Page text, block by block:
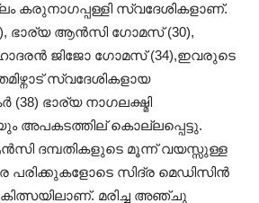
കരുനാഗപ്പള്ളി സ്വദേശികളാണ്.
ഭാര്യ ആൻസി ഗോമസ് (30),
ജിജോ ഗോമസ് (34),ഇവരുടെ
സ്വദേശികളായ
ഭാര്യ നാഗലക്ഷ്മി
അപകടത്തില് കൊല്ലപ്പെട്ടു.
ദമ്പതികളുടെ മൂന്ന് വയസ്സുള്ള
സിദ്ര മെഡിസിൻ
മരിച്ച അഞ്ചു